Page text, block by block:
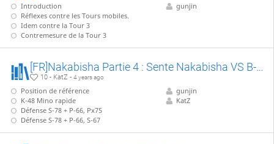
Introduction
Réflexes contre les Tours mobiles.
Idem contre la Tour 3
Contremesure de la Tour 3
gunjin
[FR]Nakabisha Partie 4 : Sente Nakabisha VS B-13, partie 1/3 : P-55 anticipé
10 - KatZ - 4 years ago
Position de référence
K-48 Mino rapide
Défense S-78 + P-66, Px75
Défense S-78 + P-66, S-67
gunjin
KatZ